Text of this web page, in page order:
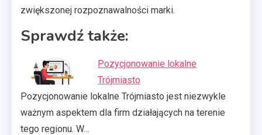
zwiększonej rozpoznawalności marki.
Sprawdź także:
Pozycjonowanie lokalne
Trójmiasto
Pozycjonowanie lokalne Trójmiasto jest niezwykle
ważnym aspektem dla firm działających na terenie
tego regionu. W…